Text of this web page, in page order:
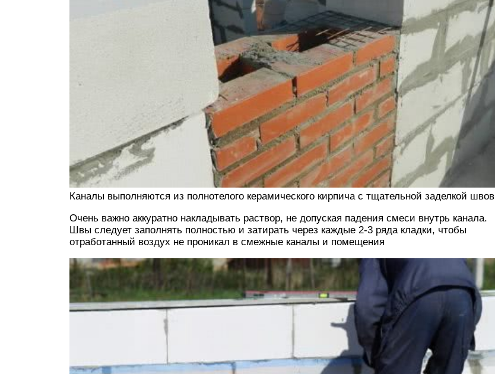
Каналы выполняются из полнотелого керамического кирпича с тщательной заделкой швов
Очень важно аккуратно накладывать раствор, не допуская падения смеси внутрь канала.
Швы следует заполнять полностью и затирать через каждые 2-3 ряда кладки, чтобы
отработанный воздух не проникал в смежные каналы и помещения